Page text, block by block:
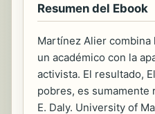
Resumen del Ebook
Martínez Alier combina
un académico con la
activista. El resultado,
pobres, es sumamente
E. Daly. University of